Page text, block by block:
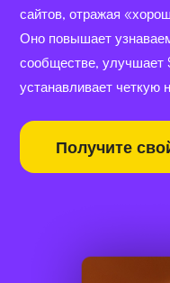
сайтов, отражая
Оно повышает
сообществе, улучшает
устанавливает четкую
Получите